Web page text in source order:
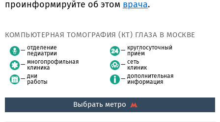
проинформируйте об этом врача.
КОМПЬЮТЕРНАЯ ТОМОГРАФИЯ (КТ) ГЛАЗА В МОСКВЕ
отделение
педиатрии
многопрофильная
клиника
дни
работы
круглосуточный
приём
сеть
клиник
дополнительная
информация
Выбрать метро